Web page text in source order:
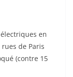
en
de Paris
(contre 15